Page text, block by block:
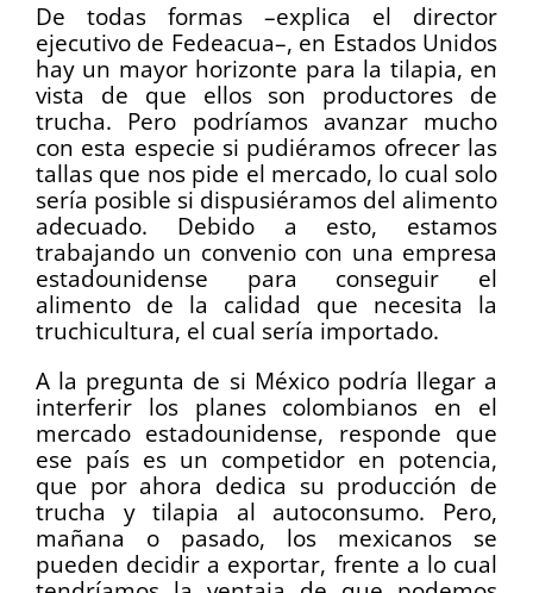
De todas formas –explica el director
ejecutivo de Fedeacua–, en Estados Unidos
hay un mayor horizonte para la tilapia, en
vista de que ellos son productores de
trucha. Pero podríamos avanzar mucho
con esta especie si pudiéramos ofrecer las
tallas que nos pide el mercado, lo cual solo
sería posible si dispusiéramos del alimento
adecuado. Debido a esto, estamos
trabajando un convenio con una empresa
estadounidense para conseguir el
alimento de la calidad que necesita la
truchicultura, el cual sería importado.
A la pregunta de si México podría llegar a
interferir los planes colombianos en el
mercado estadounidense, responde que
ese país es un competidor en potencia,
que por ahora dedica su producción de
trucha y tilapia al autoconsumo. Pero,
mañana o pasado, los mexicanos se
pueden decidir a exportar, frente a lo cual